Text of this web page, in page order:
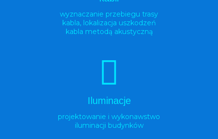
wyznaczanie przebiegu trasy
kabla, lokalizacja uszkodzeń
kabla metodą akustyczną
Iluminacje
projektowanie i wykonawstwo
iluminacji budynków